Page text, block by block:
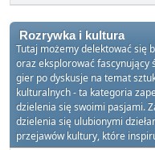
Rozrywka i kultura
Tutaj możemy delektować się
oraz eksplorować fascynujący
gier po dyskusje na temat
kulturalnych - ta kategoria
dzielenia się swoimi pasjami.
dzielenia się ulubionymi
przejawów kultury, które